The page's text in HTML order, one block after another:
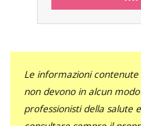
Le informazioni
non devono in alcun
professionisti della salute